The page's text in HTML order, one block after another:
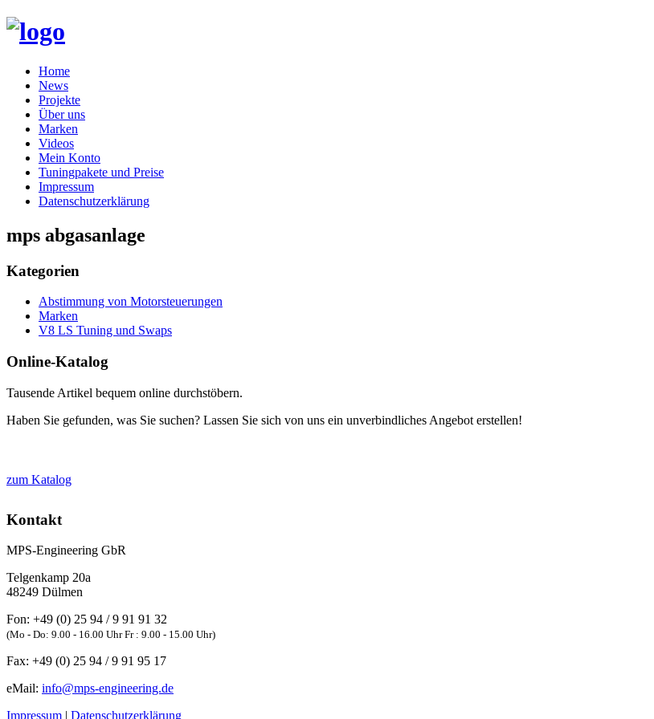
Skip
content
Home
News
Projekte
Über uns
Marken
Videos
Mein Konto
Tuningpakete und Preise
Impressum
Datenschutzerklärung
mps abgasanlage
Kategorien
Abstimmung von Motorsteuerungen
Marken
V8 LS Tuning und Swaps
Online-Katalog
Tausende Artikel bequem online durchstöbern.
Haben Sie gefunden, was Sie suchen? Lassen Sie sich von uns ein unverbindliches Angebot erstellen!
zum Katalog
Kontakt
MPS-Engineering GbR
Telgenkamp 20a
48249 Dülmen
Fon: +49 (0) 25 94 / 9 91 91 32
(Mo - Do: 9.00 - 16.00 Uhr Fr : 9.00 - 15.00 Uhr)
Fax: +49 (0) 25 94 / 9 91 95 17
eMail: info@mps-engineering.de
Impressum | Datenschutzerklärung